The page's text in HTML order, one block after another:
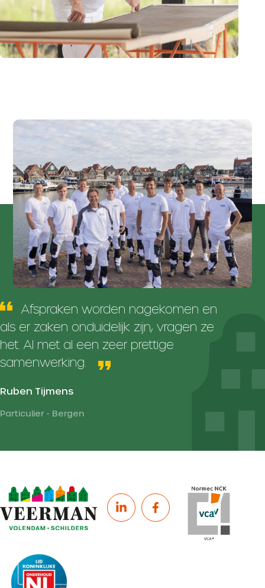
Afspraken worden nagekomen en
als er zaken onduidelijk zijn, vragen ze
het. Al met al een zeer prettige
samenwerking.
Ruben Tijmens
Particulier - Bergen